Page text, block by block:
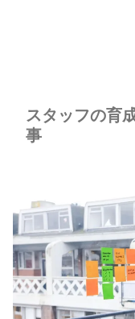
スタッフの育
事